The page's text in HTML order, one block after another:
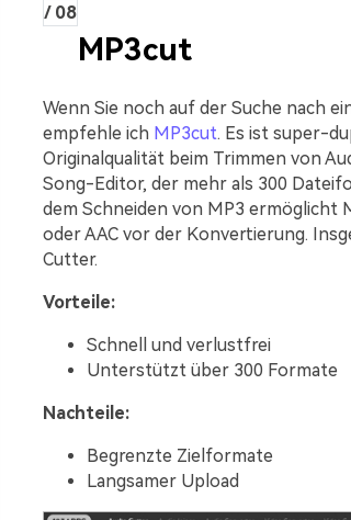
/ 08
MP3cut
Wenn Sie noch auf der Suche nach
empfehle ich MP3cut. Es ist super-
Originalqualität beim Trimmen von
Song-Editor, der mehr als 300
dem Schneiden von MP3 ermöglicht
oder AAC vor der Konvertierung.
Cutter.
Vorteile:
Schnell und verlustfrei
Unterstützt über 300 Formate
Nachteile:
Begrenzte Zielformate
Langsamer Upload